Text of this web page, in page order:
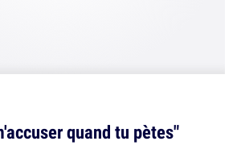
quand tu pètes"